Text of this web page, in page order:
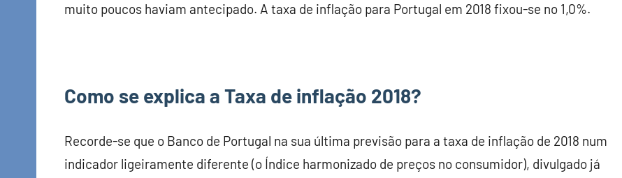
muito poucos haviam antecipado. A taxa de inflação para Portugal em 2018 fixou-se no 1,0%.
Como se explica a Taxa de inflação 2018?
Recorde-se que o Banco de Portugal na sua última previsão para a taxa de inflação de 2018 num
indicador ligeiramente diferente (o Índice harmonizado de preços no consumidor), divulgado já